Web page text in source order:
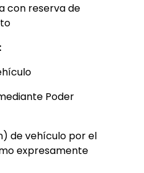
con reserva de
Poder
de vehículo por el
expresamente